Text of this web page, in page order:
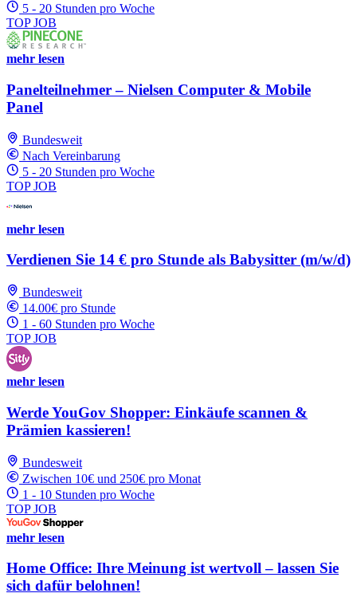
5 - 20 Stunden pro Woche
TOP JOB
mehr lesen
Panelteilnehmer – Nielsen Computer & Mobile
Panel
Bundesweit
Nach Vereinbarung
5 - 20 Stunden pro Woche
TOP JOB
mehr lesen
Verdienen Sie 14 € pro Stunde als Babysitter (m/w/d)
Bundesweit
14.00€ pro Stunde
1 - 60 Stunden pro Woche
TOP JOB
mehr lesen
Werde YouGov Shopper: Einkäufe scannen &
Prämien kassieren!
Bundesweit
Zwischen 10€ und 250€ pro Monat
1 - 10 Stunden pro Woche
TOP JOB
mehr lesen
Home Office: Ihre Meinung ist wertvoll – lassen Sie
sich dafür belohnen!